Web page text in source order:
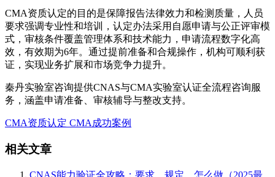
CMA资质认定的目的是保障报告法律效力和检测质量，人员
要求强调专业性和培训，认定办法采用自愿申请与公正评审模
式，审核条件覆盖管理体系和技术能力，申请流程数字化高
效，有效期为6年。通过提前准备和合规操作，机构可顺利获
证，实现业务扩展和市场竞争力提升。
秦丹实验室咨询提供CNAS与CMA实验室认证全流程咨询服
务，涵盖申请准备、审核辅导与整改支持。
CMA资质认定 CMA成功案例
相关文章
CNAS能力验证全攻略：要求、规定、怎么做（2025最